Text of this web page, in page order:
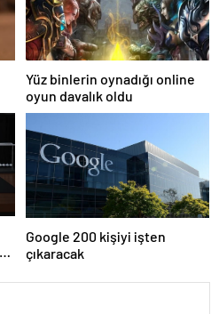
Yüz binlerin oynadığı online
oyun davalık oldu
Google 200 kişiyi işten
çıkaracak